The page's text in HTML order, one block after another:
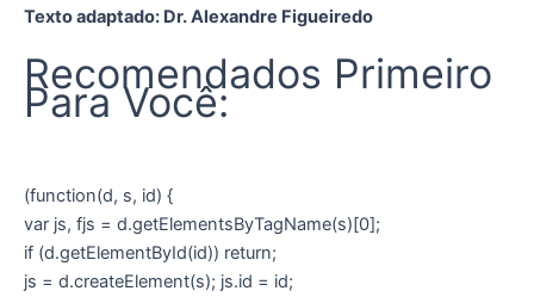
Texto adaptado: Dr. Alexandre Figueiredo
Recomendados Primeiro
Para Você:
(function(d, s, id) {
var js, fjs = d.getElementsByTagName(s)[0];
if (d.getElementById(id)) return;
js = d.createElement(s); js.id = id;